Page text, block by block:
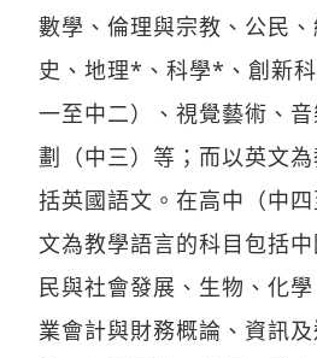
數學、倫理與宗教、公民
史、地理*、科學*、創新
一至中二）、視覺藝術、
劃（中三）等；而以英文
括英國語文。在高中（中
文為教學語言的科目包括
民與社會發展、生物、化
業會計與財務概論、資訊